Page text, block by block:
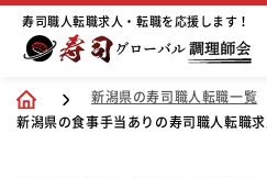
寿司職人転職求人・転職を応援します！
新潟県の寿司職人転職一覧
新潟県の食事手当ありの寿司職人転職